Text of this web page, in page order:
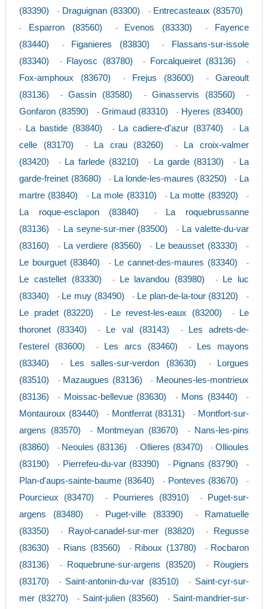
(83390)
- Draguignan (83300) - Entrecasteaux (83570)
- Esparron (83560) - Evenos (83330) -
Fayence
(83440)
- Figanieres (83830) -
Flassans-sur-issole
(83340)
- Flayosc (83780) - Forcalqueiret (83136) -
Fox-amphoux (83670) - Frejus (83600) -Gareoult
(83136)
-Gassin (83580) - Ginasservis (83560) -
Gonfaron (83590) - Grimaud (83310) - Hyeres (83400)
- La bastide (83840) - La cadiere-d'azur (83740) -
La
celle (83170)
- La crau (83260) -
La croix-valmer
(83420)
- La farlede (83210) - La garde (83130) - La
garde-freinet (83680)
- La londe-les-maures (83250) - La
martre (83840)
- La mole (83310) - La motte (83920) -
La roque-esclapon (83840) -
La roquebrussanne
(83136)
- La seyne-sur-mer (83500) - La valette-du-var
(83160)
- La verdiere (83560) - Le beausset (83330) -
Le bourguet (83840) - Le cannet-des-maures (83340) -
Le castellet (83330) - Le lavandou (83980) -
Le luc
(83340)
- Le muy (83490) - Le plan-de-la-tour (83120) -
Le pradet (83220) - Le revest-les-eaux (83200) -
Le
thoronet (83340)
- Le val (83143) -
Les adrets-de-
l'esterel (83600)
- Les arcs (83460) -
Les mayons
(83340)
- Les salles-sur-verdon (83630) -
Lorgues
(83510)
- Mazaugues (83136) - Meounes-les-montrieux
(83136)
- Moissac-bellevue (83630) - Mons (83440) -
Montauroux (83440) - Montferrat (83131) - Montfort-sur-
argens (83570)
- Montmeyan (83670) -
Nans-les-pins
(83860)
- Neoules (83136) - Ollieres (83470) -Ollioules
(83190)
- Pierrefeu-du-var (83390) - Pignans (83790) -
Plan-d'aups-sainte-baume (83640) - Ponteves (83670) -
Pourcieux (83470) - Pourrieres (83910) -
Puget-sur-
argens (83480)
- Puget-ville (83390) -
Ramatuelle
(83350)
- Rayol-canadel-sur-mer (83820) -
Regusse
(83630)
- Rians (83560) - Riboux (13780) - Rocbaron
(83136)
- Roquebrune-sur-argens (83520) -
Rougiers
(83170)
- Saint-antonin-du-var (83510) - Saint-cyr-sur-
mer (83270)
- Saint-julien (83560) - Saint-mandrier-sur-